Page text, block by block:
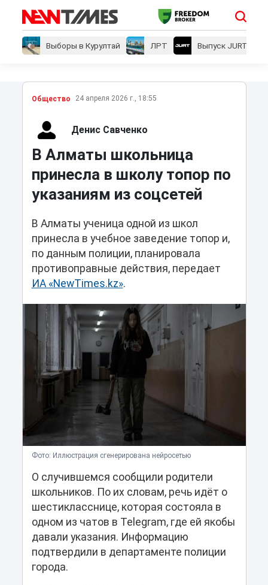
Выборы в Курултай ЛРТ Выпуск JURT
Общество 24 апреля 2026 г., 18:55
Денис Савченко
В Алматы школьница
принесла в школу топор по
указаниям из соцсетей
В Алматы ученица одной из школ
принесла в учебное заведение топор и,
по данным полиции, планировала
противоправные действия, передает
ИА «NewTimes.kz».
Фото: Иллюстрация сгенерирована нейросетью
О случившемся сообщили родители
школьников. По их словам, речь идёт о
шестикласснице, которая состояла в
одном из чатов в Telegram, где ей якобы
давали указания. Информацию
подтвердили в департаменте полиции
города.